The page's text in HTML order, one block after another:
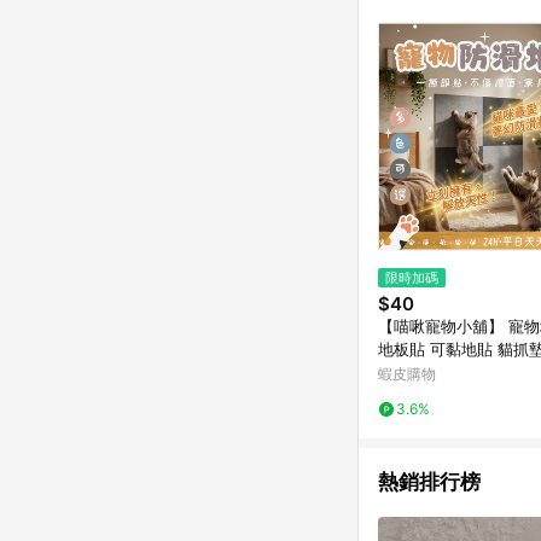
成不同筆訂單編號發
購跳轉紀錄與蝦皮的
首筆訂單會被蝦皮認
進行導購，將可能導
LINE POINTS 點數回
則者。 15. 若有贈點
饋。需檢附蝦皮訂單
合回饋資格」，則不受理此案件。 [注意事項] 1.如導購途中用戶由網頁版(電
中斷而無法進行 LINE POINTS 回饋 2.若購買過程中關閉蝦皮APP，則需
行LINE POINTS 回饋。 / 3.如用戶先前往蝦皮商城將商品加入購物車，後續透過LINE購物前往至蝦皮商
清，此方案將不列入
條款與法律追訴之權
系統盼為最終判定標準
限時加碼
$40
【喵啾寵物小舖】 寵
地板貼 可黏地貼 貓抓墊壁貼 貓
爬墊 傢具保護墊 牆壁
蝦皮購物
3.6%
熱銷排行榜